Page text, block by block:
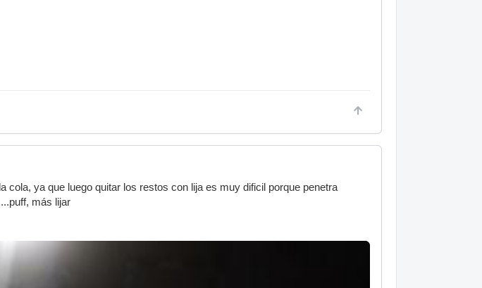
ya que luego quitar los restos con lija es muy dificil porque penetra
más lijar